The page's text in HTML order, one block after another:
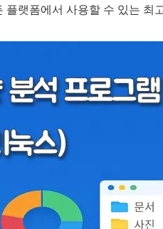
랫폼에서 사용할 수 있는 최